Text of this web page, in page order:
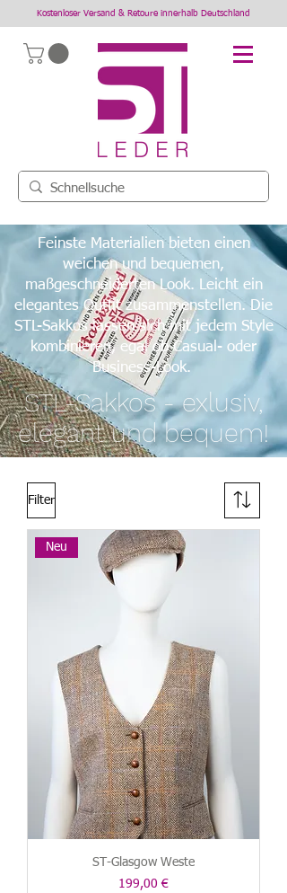
Kostenloser Versand & Retoure innerhalb Deutschland
Feinste Materialien bieten einen
weichen und bequemen,
maßgeschneiderten Look. Leicht ein
elegantes Outfit zusammenstellen. Die
STL-Sakkos lassen sich mit jedem Style
kombinieren, egal ob Casual- oder
Business-Look.
STL-Sakkos - exlusiv,
elegant und bequem!
Filter
Neu
ST-Glasgow Weste
Preis
199,00 €